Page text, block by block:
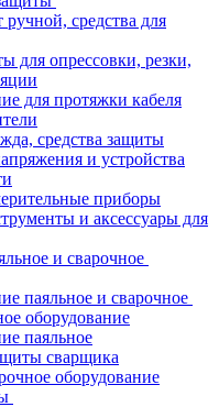
средства для
для опрессовки, резки,
для протяжки кабеля
средства защиты
и устройства
приборы
и аксессуары для
и сварочное
паяльное и сварочное
оборудование
паяльное
сварщика
оборудование